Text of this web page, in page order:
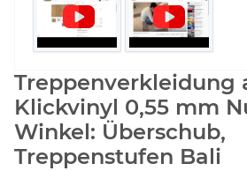
Treppenverkleidung
Klickvinyl 0,55 mm
Winkel: Überschub,
Treppenstufen Bali